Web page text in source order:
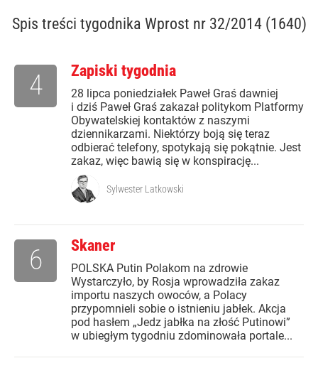
Spis treści tygodnika Wprost nr 32/2014 (1640)
Zapiski tygodnia
28 lipca poniedziałek Paweł Graś dawniej
i dziś Paweł Graś zakazał politykom Platformy
Obywatelskiej kontaktów z naszymi
dziennikarzami. Niektórzy boją się teraz
odbierać telefony, spotykają się pokątnie. Jest
zakaz, więc bawią się w konspirację...
4
Sylwester Latkowski
Skaner
POLSKA Putin Polakom na zdrowie
Wystarczyło, by Rosja wprowadziła zakaz
importu naszych owoców, a Polacy
przypomnieli sobie o istnieniu jabłek. Akcja
pod hasłem „Jedz jabłka na złość Putinowi”
w ubiegłym tygodniu zdominowała portale...
6